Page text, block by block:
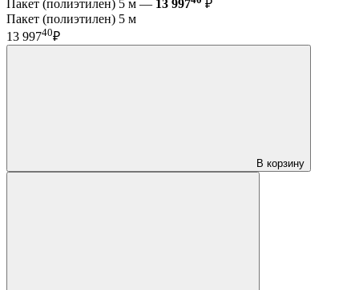
Пакет (полиэтилен) 5 м — 13 997
₽
Пакет (полиэтилен) 5 м
13 99740₽
В корзину